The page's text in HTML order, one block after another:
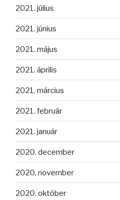
2021. július
2021. június
2021. május
2021. április
2021. március
2021. február
2021. január
2020. december
2020. november
2020. október